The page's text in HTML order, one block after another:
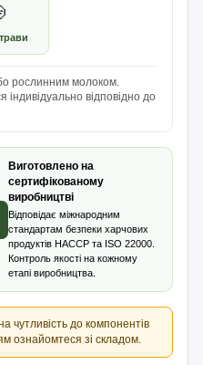
рослинним молоком.
індивідуально відповідно до
Виготовлено на
сертифікованому
виробництві
Відповідає міжнародним
стандартам безпеки харчових
продуктів HACCP та ISO 22000.
Контроль якості на кожному
етапі виробництва.
чутливість до компонентів
ознайомтеся зі складом.